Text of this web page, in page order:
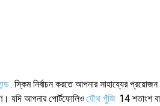
. স্কিম নির্বাচন করতে আপনার সাহায্যের
যদি আপনার পোর্টফোলিওযৌথ পুঁজি 14 শতাংশ